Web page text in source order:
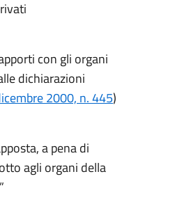
con gli organi
dichiarazioni
2000, n. 445)
a pena di
agli organi della